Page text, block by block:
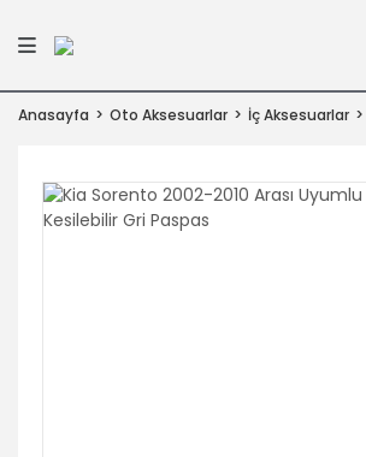
Anasayfa Oto Aksesuarlar İç Aksesuarlar